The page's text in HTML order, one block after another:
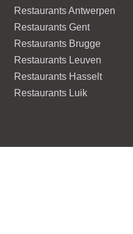
Restaurants Antwerpen
Restaurants Gent
Restaurants Brugge
Restaurants Leuven
Restaurants Hasselt
Restaurants Luik